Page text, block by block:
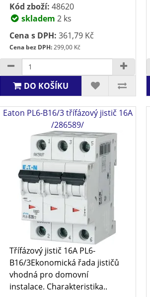
Kód zboží: 48620
skladem 2 ks
Cena s DPH: 361,79 Kč
Cena bez DPH:299,00 Kč
DO KOŠÍKU
Eaton PL6-B16/3 třífázový jistič 16A
/286589/
Třífázový jistič 16A PL6-
B16/3Ekonomická řada jističů
vhodná pro domovní
instalace. Charakteristika..